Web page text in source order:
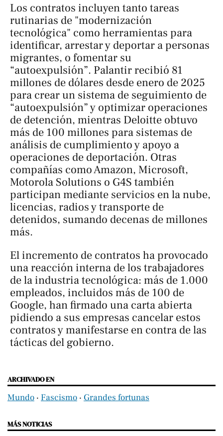
Los contratos incluyen tanto tareas
rutinarias de "modernización
tecnológica" como herramientas para
identificar, arrestar y deportar a personas
migrantes, o fomentar su
“autoexpulsión”. Palantir recibió 81
millones de dólares desde enero de 2025
para crear un sistema de seguimiento de
“autoexpulsión” y optimizar operaciones
de detención, mientras Deloitte obtuvo
más de 100 millones para sistemas de
análisis de cumplimiento y apoyo a
operaciones de deportación. Otras
compañías como Amazon, Microsoft,
Motorola Solutions o G4S también
participan mediante servicios en la nube,
licencias, radios y transporte de
detenidos, sumando decenas de millones
más.
El incremento de contratos ha provocado
una reacción interna de los trabajadores
de la industria tecnológica: más de 1.000
empleados, incluidos más de 100 de
Google, han firmado una carta abierta
pidiendo a sus empresas cancelar estos
contratos y manifestarse en contra de las
tácticas del gobierno.
ARCHIVADO EN
Mundo ‧ Fascismo ‧ Grandes fortunas
MÁS NOTICIAS